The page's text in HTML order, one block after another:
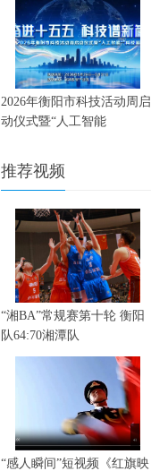
2026年衡阳市科技活动周启
动仪式暨“人工智能
推荐视频
“湘BA”常规赛第十轮 衡阳
队64:70湘潭队
“感人瞬间”短视频《红旗映